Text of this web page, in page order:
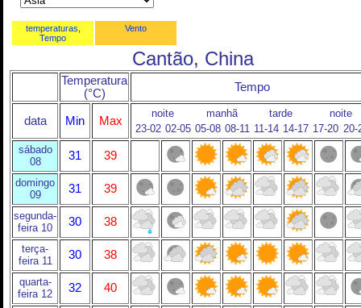
temperaturas,
Tempo
Vento
Cantão, China
Temperatura
(°C)
Tempo
data Min Max
noite manhã tarde
noite
23-02 02-05 05-08 08-11 11-14 14-17 17-20 20-
sábado
08
31 39
domingo
09
31 39
segunda-
feira 10
30 38
terça-
feira 11
30 38
quarta-
feira 12
32 40